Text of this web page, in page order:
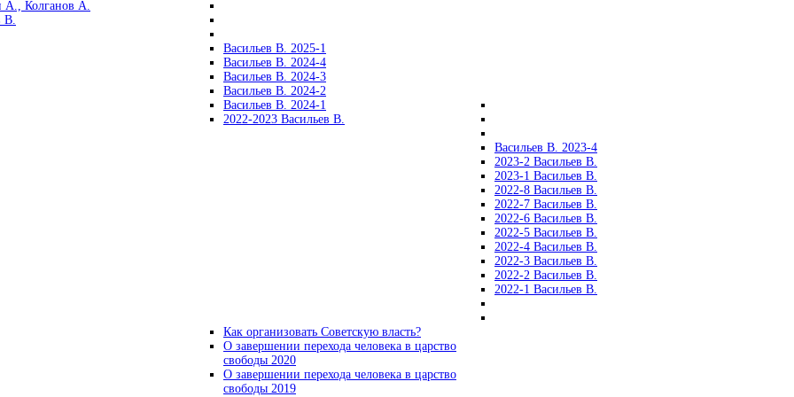
А., Колганов А.
В.
Васильев В. 2025-1
Васильев В. 2024-4
Васильев В. 2024-3
Васильев В. 2024-2
Васильев В. 2024-1
2022-2023 Васильев В.
Васильев В. 2023-4
2023-2 Васильев В.
2023-1 Васильев В.
2022-8 Васильев В.
2022-7 Васильев В.
2022-6 Васильев В.
2022-5 Васильев В.
2022-4 Васильев В.
2022-3 Васильев В.
2022-2 Васильев В.
2022-1 Васильев В.
Как организовать Советскую власть?
О завершении перехода человека в царство
свободы 2020
О завершении перехода человека в царство
свободы 2019